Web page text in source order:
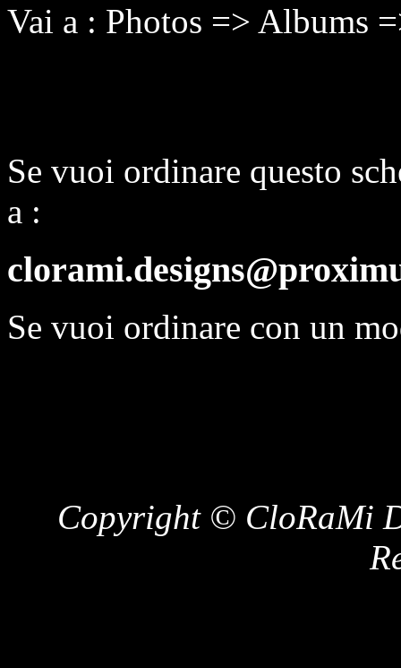
Vai a : Photos => Albums
Se vuoi ordinare questo
a :
Se vuoi ordinare con un
Copyright © CloRaMi